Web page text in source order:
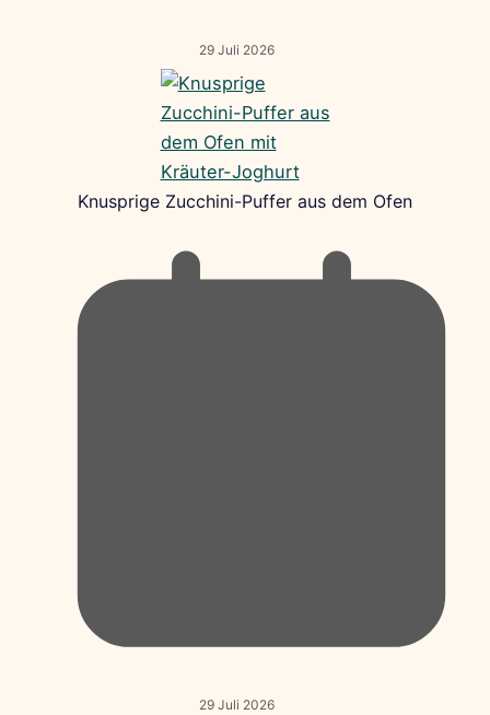
29 Juli 2026
Knusprige Zucchini-Puffer aus dem Ofen
29 Juli 2026